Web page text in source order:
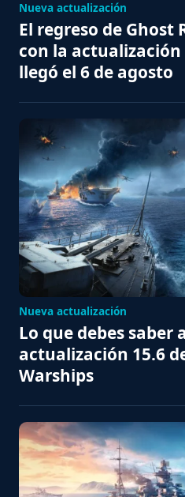
Nueva actualización
El regreso de Ghost
con la actualización
llegó el 6 de agosto
Nueva actualización
Lo que debes saber
actualización 15.6
Warships